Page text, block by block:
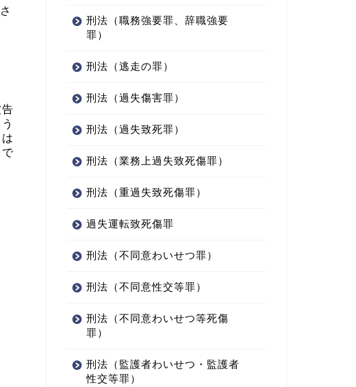
で
刑法（職務強要罪、辞職強要
罪）
刑法（逃走の罪）
刑法（過失傷害罪）
刑法（過失致死罪）
刑法（業務上過失致死傷罪）
刑法（重過失致死傷罪）
過失運転致死傷罪
刑法（不同意わいせつ罪）
刑法（不同意性交等罪）
刑法（不同意わいせつ等死傷
罪）
刑法（監護者わいせつ・監護者
性交等罪）